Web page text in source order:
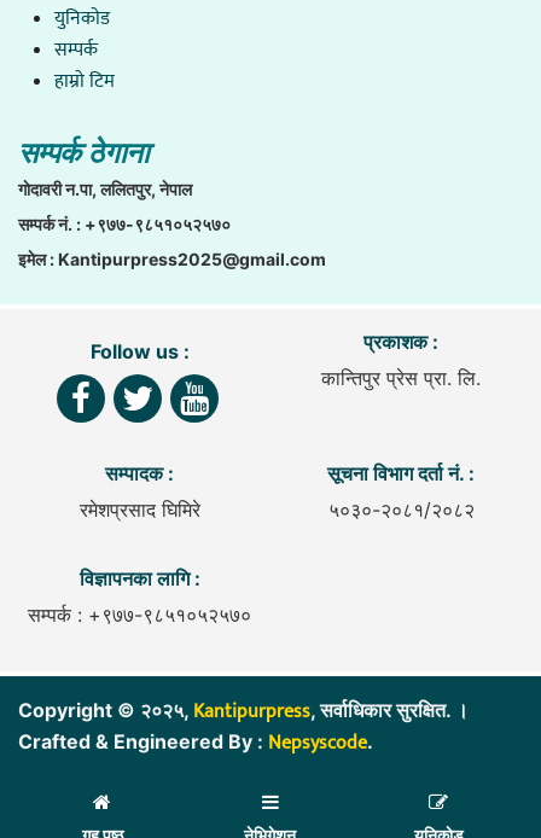
युनिकाेड
सम्पर्क
हाम्राे टिम
सम्पर्क ठेगाना
गाेदावरी न.पा, ललितपुर, नेपाल
सम्पर्क नं. : +९७७-९८५१०५२५७०
इमेल :Kantipurpress2025@gmail.com
Follow us :
प्रकाशक :
कान्तिपुर प्रेस प्रा. लि.
सम्पादक :
रमेशप्रसाद घिमिरे
सूचना विभाग दर्ता नं. :
५०३०-२०८१/२०८२
विज्ञापनका लागि :
सम्पर्क : +९७७-९८५१०५२५७०
Copyright © २०२५, Kantipurpress, सर्वाधिकार सुरक्षित. ।
Crafted & Engineered By : Nepsyscode.